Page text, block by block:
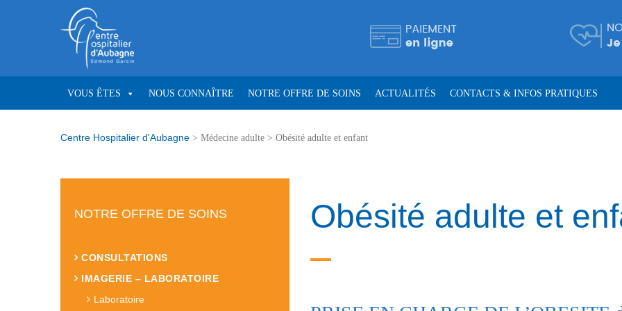
VOUS ÊTES NOUS CONNAÎTRE NOTRE OFFRE DE SOINS ACTUALITÉS CONTACTS & INFOS PRATIQUES
Centre Hospitalier d'Aubagne > Médecine adulte > Obésité adulte et enfant
Obésité adulte et
NOTRE OFFRE DE SOINS
CONSULTATIONS
IMAGERIE – LABORATOIRE
Laboratoire